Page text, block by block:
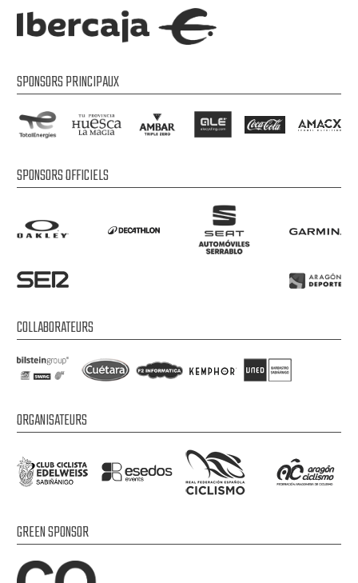
SPONSORS PRINCIPAUX
SPONSORS OFFICIELS
COLLABORATEURS
ORGANISATEURS
GREEN SPONSOR